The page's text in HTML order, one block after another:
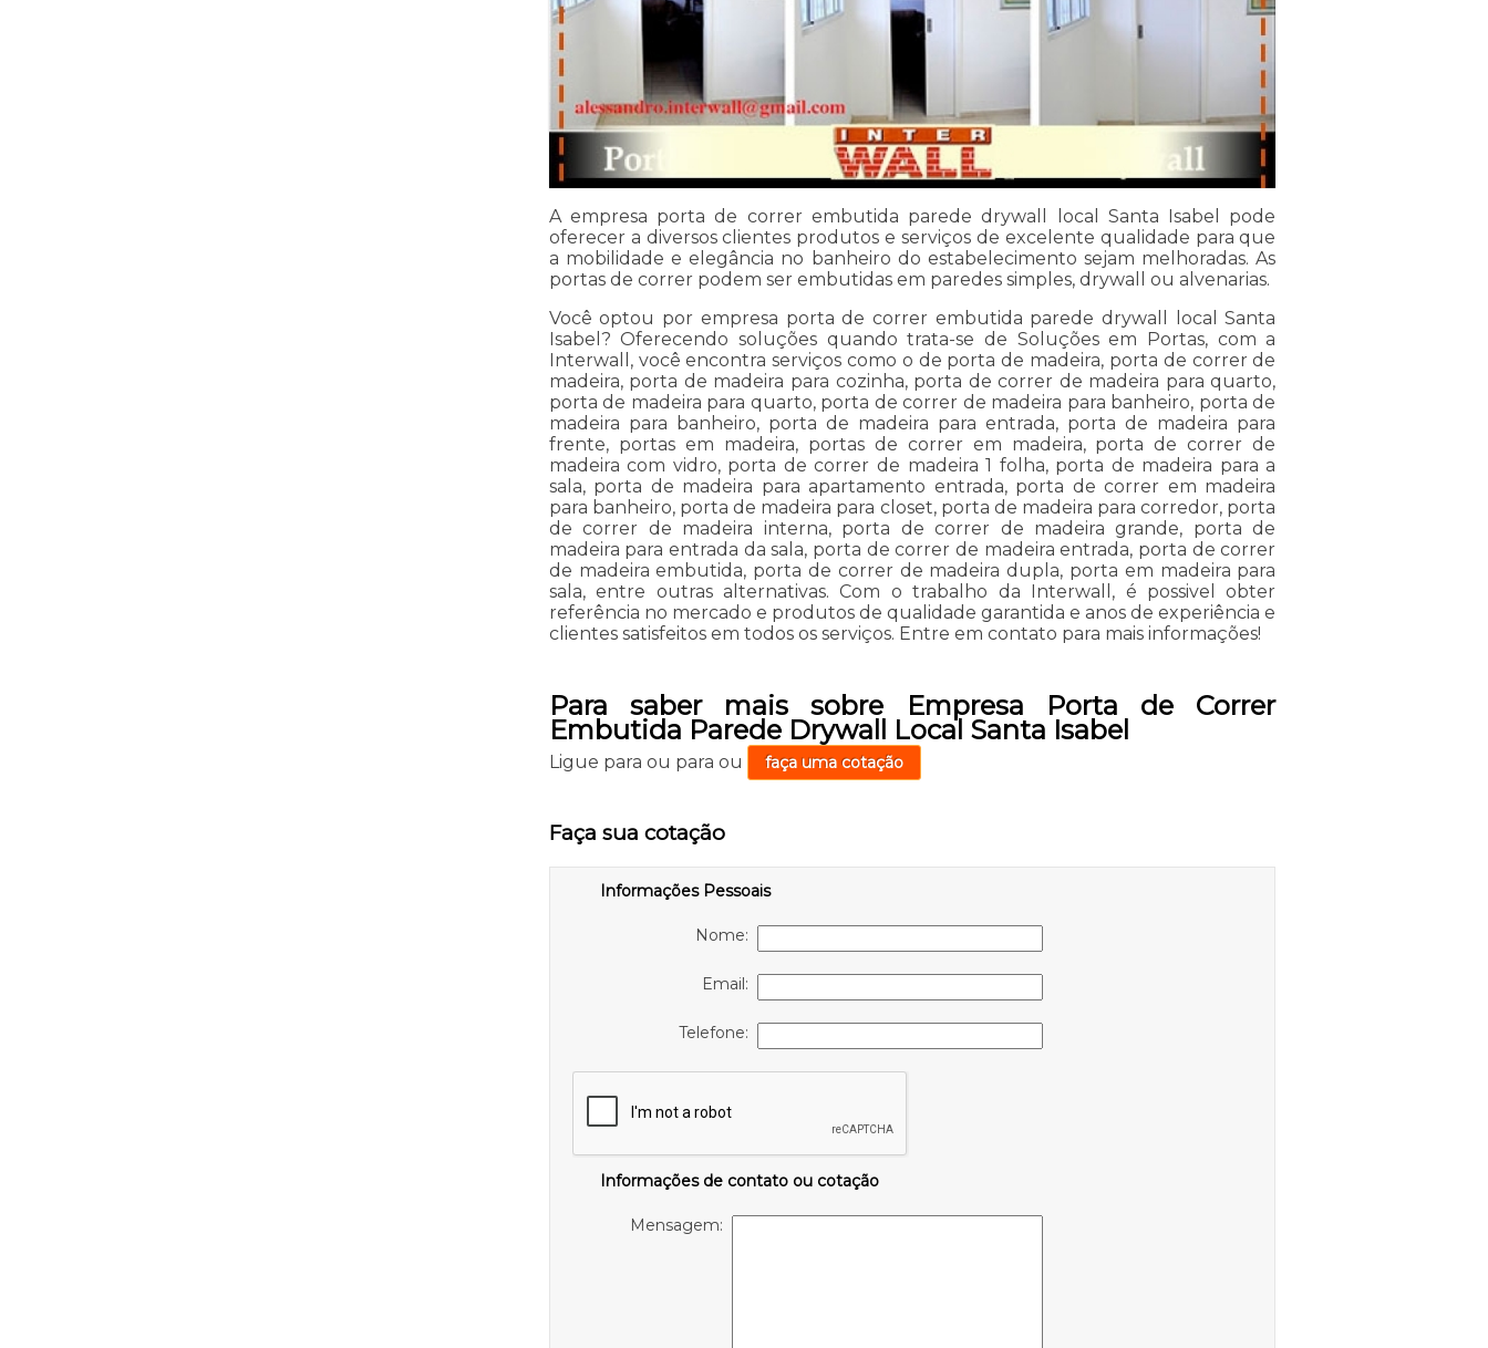
A empresa porta de correr embutida parede drywall local Santa Isabel pode
oferecer a diversos clientes produtos e serviços de excelente qualidade para que
a mobilidade e elegância no banheiro do estabelecimento sejam melhoradas. As
portas de correr podem ser embutidas em paredes simples, drywall ou alvenarias.
Você optou por empresa porta de correr embutida parede drywall local Santa
Isabel? Oferecendo soluções quando trata-se de Soluções em Portas, com a
Interwall, você encontra serviços como o de porta de madeira, porta de correr de
madeira, porta de madeira para cozinha, porta de correr de madeira para quarto,
porta de madeira para quarto, porta de correr de madeira para banheiro, porta de
madeira para banheiro, porta de madeira para entrada, porta de madeira para
frente, portas em madeira, portas de correr em madeira, porta de correr de
madeira com vidro, porta de correr de madeira 1 folha, porta de madeira para a
sala, porta de madeira para apartamento entrada, porta de correr em madeira
para banheiro, porta de madeira para closet, porta de madeira para corredor, porta
de correr de madeira interna, porta de correr de madeira grande, porta de
madeira para entrada da sala, porta de correr de madeira entrada, porta de correr
de madeira embutida, porta de correr de madeira dupla, porta em madeira para
sala, entre outras alternativas. Com o trabalho da Interwall, é possivel obter
referência no mercado e produtos de qualidade garantida e anos de experiência e
clientes satisfeitos em todos os serviços. Entre em contato para mais informações!
Para saber mais sobre Empresa Porta de Correr
Embutida Parede Drywall Local Santa Isabel
Ligue para ou para ou faça uma cotação
Faça sua cotação
Informações Pessoais
Nome:
Email:
Telefone:
Informações de contato ou cotação
Mensagem: